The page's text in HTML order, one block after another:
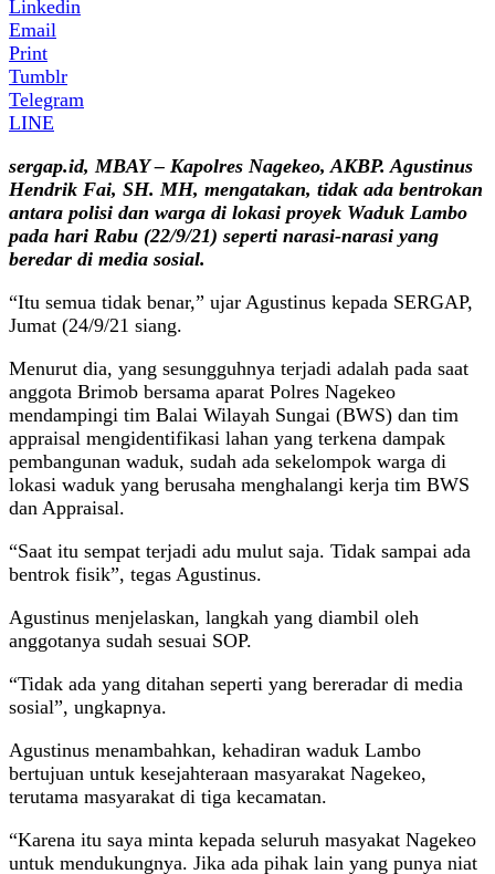
Linkedin
Email
Print
Tumblr
Telegram
LINE
sergap.id, MBAY – Kapolres Nagekeo, AKBP. Agustinus
Hendrik Fai, SH. MH, mengatakan, tidak ada bentrokan
antara polisi dan warga di lokasi proyek Waduk Lambo
pada hari Rabu (22/9/21) seperti narasi-narasi yang
beredar di media sosial.
“Itu semua tidak benar,” ujar Agustinus kepada SERGAP,
Jumat (24/9/21 siang.
Menurut dia, yang sesungguhnya terjadi adalah pada saat
anggota Brimob bersama aparat Polres Nagekeo
mendampingi tim Balai Wilayah Sungai (BWS) dan tim
appraisal mengidentifikasi lahan yang terkena dampak
pembangunan waduk, sudah ada sekelompok warga di
lokasi waduk yang berusaha menghalangi kerja tim BWS
dan Appraisal.
“Saat itu sempat terjadi adu mulut saja. Tidak sampai ada
bentrok fisik”, tegas Agustinus.
Agustinus menjelaskan, langkah yang diambil oleh
anggotanya sudah sesuai SOP.
“Tidak ada yang ditahan seperti yang bereradar di media
sosial”, ungkapnya.
Agustinus menambahkan, kehadiran waduk Lambo
bertujuan untuk kesejahteraan masyarakat Nagekeo,
terutama masyarakat di tiga kecamatan.
“Karena itu saya minta kepada seluruh masyakat Nagekeo
untuk mendukungnya. Jika ada pihak lain yang punya niat